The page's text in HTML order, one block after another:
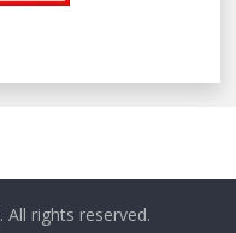
. All rights reserved.